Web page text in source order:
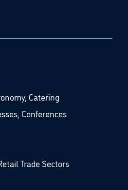
Catering
Conferences
Trade Sectors